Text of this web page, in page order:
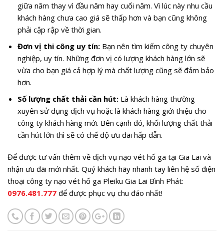
giữa năm thay vì đầu năm hay cuối năm. Vì lúc này nhu cầu
khách hàng chưa cao giá sẽ thấp hơn và bạn cũng không
phải cập rập về thời gian.
Đơn vị thi công uy tín:Bạn nên tìm kiếm công ty chuyên
nghiệp, uy tín. Những đơn vị có lượng khách hàng lớn sẽ
vừa cho bạn giá cả hợp lý mà chất lượng cũng sẽ đảm bảo
hơn.
Số lượng chất thải cần hút:Là khách hàng thường
xuyên sử dụng dịch vụ hoặc là khách hàng giới thiệu cho
công ty khách hàng mới. Bên cạnh đó, khối lượng chất thải
cần hút lớn thì sẽ có chế độ ưu đãi hấp dẫn.
Để được tư vấn thêm về dịch vụ nạo vét hố ga tại Gia Lai và
nhận ưu đãi mới nhất. Quý khách hãy nhanh tay liên hệ số điện
thoại công ty nạo vét hố ga Pleiku Gia Lai Bình Phát:
0976.481.777 để được phục vụ chu đáo nhất!